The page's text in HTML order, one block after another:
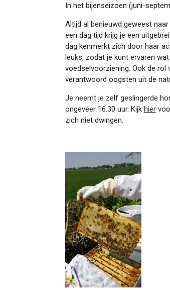
In het bijenseizoen (juni-
Altijd al benieuwd geweest
een dag tijd krijg je een
dag kenmerkt zich door haar
leuks, zodat je kunt ervaren
voedselvoorziening. Ook de
verantwoord oogsten uit de
Je neemt je zelf geslingerde
ongeveer 16.30 uur. Kijk hier
zich niet dwingen.